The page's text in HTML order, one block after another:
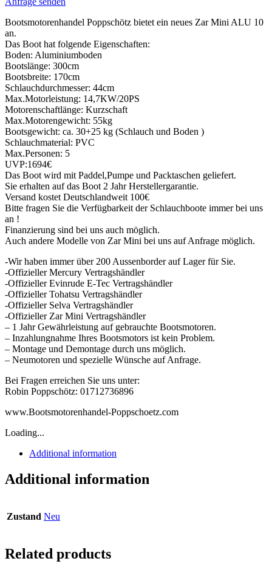
Bootsmotorenhandel Poppschötz bietet ein neues Zar Mini ALU 10
an.
Das Boot hat folgende Eigenschaften:
Boden: Aluminiumboden
Bootslänge: 300cm
Bootsbreite: 170cm
Schlauchdurchmesser: 44cm
Max.Motorleistung: 14,7KW/20PS
Motorenschaftlänge: Kurzschaft
Max.Motorengewicht: 55kg
Bootsgewicht: ca. 30+25 kg (Schlauch und Boden )
Schlauchmaterial: PVC
Max.Personen: 5
UVP:1694€
Das Boot wird mit Paddel,Pumpe und Packtaschen geliefert.
Sie erhalten auf das Boot 2 Jahr Herstellergarantie.
Versand kostet Deutschlandweit 100€
Bitte fragen Sie die Verfügbarkeit der Schlauchboote immer bei uns
an !
Finanzierung sind bei uns auch möglich.
Auch andere Modelle von Zar Mini bei uns auf Anfrage möglich.
-Wir haben immer über 200 Aussenborder auf Lager für Sie.
-Offizieller Mercury Vertragshändler
-Offizieller Evinrude E-Tec Vertragshändler
-Offizieller Tohatsu Vertragshändler
-Offizieller Selva Vertragshändler
-Offizieller Zar Mini Vertragshändler
– 1 Jahr Gewährleistung auf gebrauchte Bootsmotoren.
– Inzahlungnahme Ihres Bootsmotors ist kein Problem.
– Montage und Demontage durch uns möglich.
– Neumotoren und spezielle Wünsche auf Anfrage.
Bei Fragen erreichen Sie uns unter:
Robin Poppschötz: 01712736896
www.Bootsmotorenhandel-Poppschoetz.com
Loading...
Additional information
Additional information
Zustand Neu
Related products